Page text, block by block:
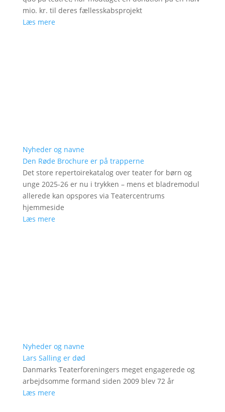
mio. kr. til deres fællesskabsprojekt
Læs mere
Nyheder og navne
Den Røde Brochure er på trapperne
Det store repertoirekatalog over teater for børn og
unge 2025-26 er nu i trykken – mens et bladremodul
allerede kan opspores via Teatercentrums
hjemmeside
Læs mere
Nyheder og navne
Lars Salling er død
Danmarks Teaterforeningers meget engagerede og
arbejdsomme formand siden 2009 blev 72 år
Læs mere